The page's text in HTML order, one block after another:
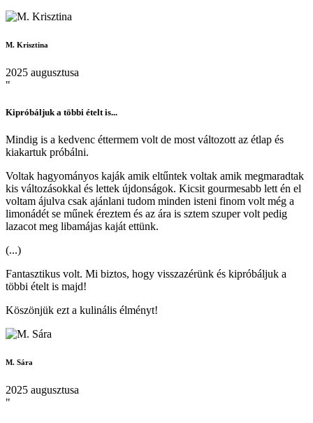
M. Krisztina
2025 augusztusa
"
Kipróbáljuk a többi ételt is...
Mindig is a kedvenc éttermem volt de most változott az étlap és
kiakartuk próbálni.
Voltak hagyományos kaják amik eltűntek voltak amik megmaradtak
kis változásokkal és lettek újdonságok. Kicsit gourmesabb lett én el
voltam ájulva csak ajánlani tudom minden isteni finom volt még a
limonádét se műnek éreztem és az ára is sztem szuper volt pedig
lazacot meg libamájas kaját ettünk.
(...)
Fantasztikus volt. Mi biztos, hogy visszazérünk és kipróbáljuk a
többi ételt is majd!
Köszönjük ezt a kulinális élményt!
M. Sára
2025 augusztusa
"